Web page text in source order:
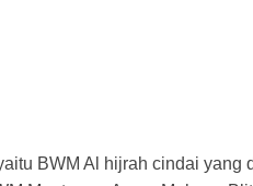
BWM Al hijrah cindai yang